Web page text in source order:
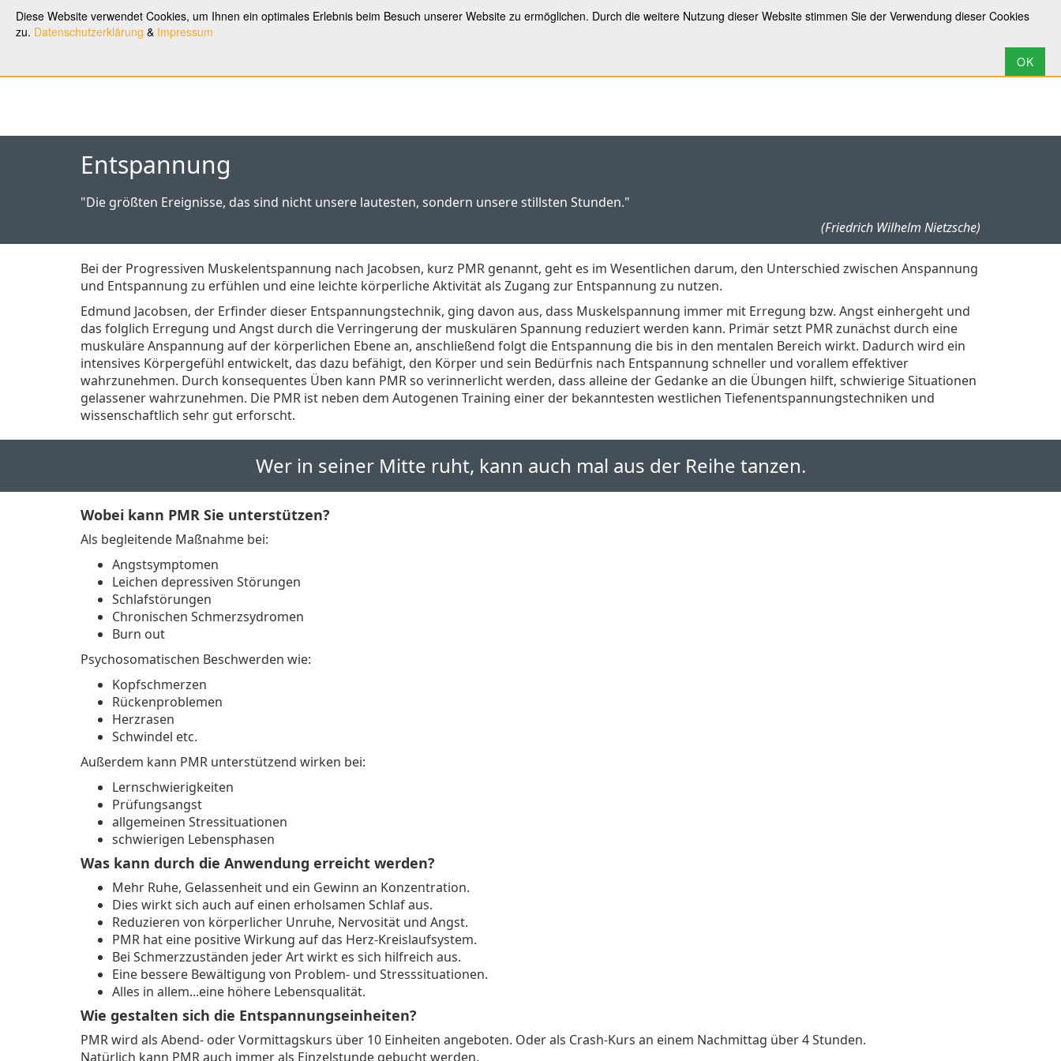
Diese Website verwendet Cookies, um Ihnen ein optimales Erlebnis beim Besuch unserer Website zu ermöglichen. Durch die weitere Nutzung dieser Website stimmen Sie der Verwendung dieser Cookies
zu. Datenschutzerklärung & Impressum
F.I.R.S.T.Coaching
Entspannung
"Die größten Ereignisse, das sind nicht unsere lautesten, sondern unsere stillsten Stunden."
(Friedrich Wilhelm Nietzsche)
Bei der Progressiven Muskelentspannung nach Jacobsen, kurz PMR genannt, geht es im Wesentlichen darum, den Unterschied zwischen Anspannung
und Entspannung zu erfühlen und eine leichte körperliche Aktivität als Zugang zur Entspannung zu nutzen.
Edmund Jacobsen, der Erfinder dieser Entspannungstechnik, ging davon aus, dass Muskelspannung immer mit Erregung bzw. Angst einhergeht und
das folglich Erregung und Angst durch die Verringerung der muskulären Spannung reduziert werden kann. Primär setzt PMR zunächst durch eine
muskuläre Anspannung auf der körperlichen Ebene an, anschließend folgt die Entspannung die bis in den mentalen Bereich wirkt. Dadurch wird ein
intensives Körpergefühl entwickelt, das dazu befähigt, den Körper und sein Bedürfnis nach Entspannung schneller und vorallem effektiver
wahrzunehmen. Durch konsequentes Üben kann PMR so verinnerlicht werden, dass alleine der Gedanke an die Übungen hilft, schwierige Situationen
gelassener wahrzunehmen. Die PMR ist neben dem Autogenen Training einer der bekanntesten westlichen Tiefenentspannungstechniken und
wissenschaftlich sehr gut erforscht.
Wer in seiner Mitte ruht, kann auch mal aus der Reihe tanzen.
Wobei kann PMR Sie unterstützen?
Als begleitende Maßnahme bei:
Angstsymptomen
Leichen depressiven Störungen
Schlafstörungen
Chronischen Schmerzsydromen
Burn out
Psychosomatischen Beschwerden wie:
Kopfschmerzen
Rückenproblemen
Herzrasen
Schwindel etc.
Außerdem kann PMR unterstützend wirken bei:
Lernschwierigkeiten
Prüfungsangst
allgemeinen Stressituationen
schwierigen Lebensphasen
Was kann durch die Anwendung erreicht werden?
Mehr Ruhe, Gelassenheit und ein Gewinn an Konzentration.
Dies wirkt sich auch auf einen erholsamen Schlaf aus.
Reduzieren von körperlicher Unruhe, Nervosität und Angst.
PMR hat eine positive Wirkung auf das Herz-Kreislaufsystem.
Bei Schmerzzuständen jeder Art wirkt es sich hilfreich aus.
Eine bessere Bewältigung von Problem- und Stresssituationen.
Alles in allem...eine höhere Lebensqualität.
Wie gestalten sich die Entspannungseinheiten?
PMR wird als Abend- oder Vormittagskurs über 10 Einheiten angeboten. Oder als Crash-Kurs an einem Nachmittag über 4 Stunden.
Natürlich kann PMR auch immer als Einzelstunde gebucht werden.